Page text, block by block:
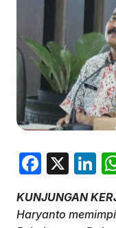
F
c
X
Li
k
KUNJUNGAN
Haryanto